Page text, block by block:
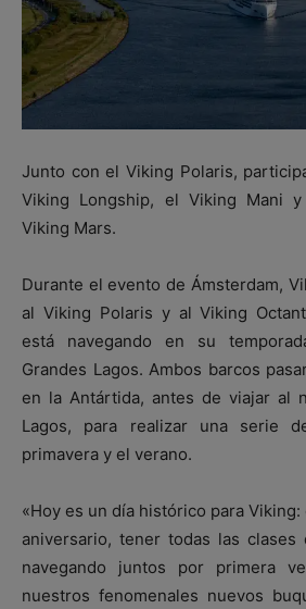
Junto con el Viking Polaris,
Viking Longship, el Viking Mani
Viking Mars.
Durante el evento de Ámsterdam,
al Viking Polaris y al Viking
está navegando en su
Grandes Lagos. Ambos barcos
en la Antártida, antes de viajar al
Lagos, para realizar una serie
primavera y el verano.
«Hoy es un día histórico para
aniversario, tener todas las clases
navegando juntos por primera
nuestros fenomenales nuevos